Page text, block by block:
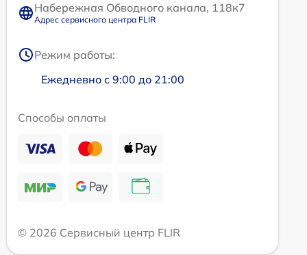
Набережная Обводного канала, 118к7
Адрес сервисного центра FLIR
Режим работы:
Ежедневно с 9:00 до 21:00
Способы оплаты
© 2026 Сервисный центр FLIR